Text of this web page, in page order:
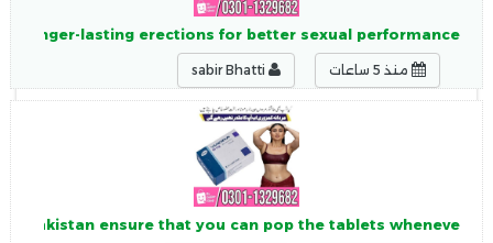
longer-lasting erections for better sexual performance.
منذ 5 ساعات
Pakistan ensure that you can pop the tablets wheneve